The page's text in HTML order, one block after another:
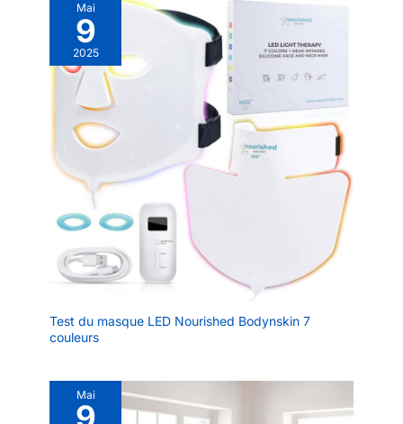
Mai
9
2025
Test du masque LED Nourished Bodynskin 7
couleurs
Mai